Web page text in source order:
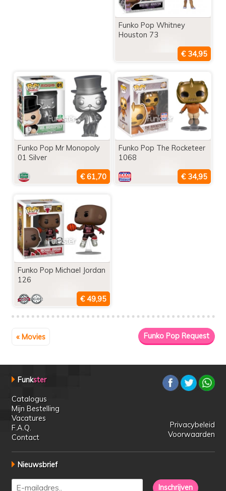
Funko Pop Whitney
Houston 73
Funko Pop Mr Monopoly
01 Silver
Funko Pop The Rocketeer
1068
Funko Pop Michael Jordan
126
« Movies
Funkster
Catalogus
Mijn Bestelling
Vacatures
F.A.Q.
Contact
Privacybeleid
Voorwaarden
Nieuwsbrief